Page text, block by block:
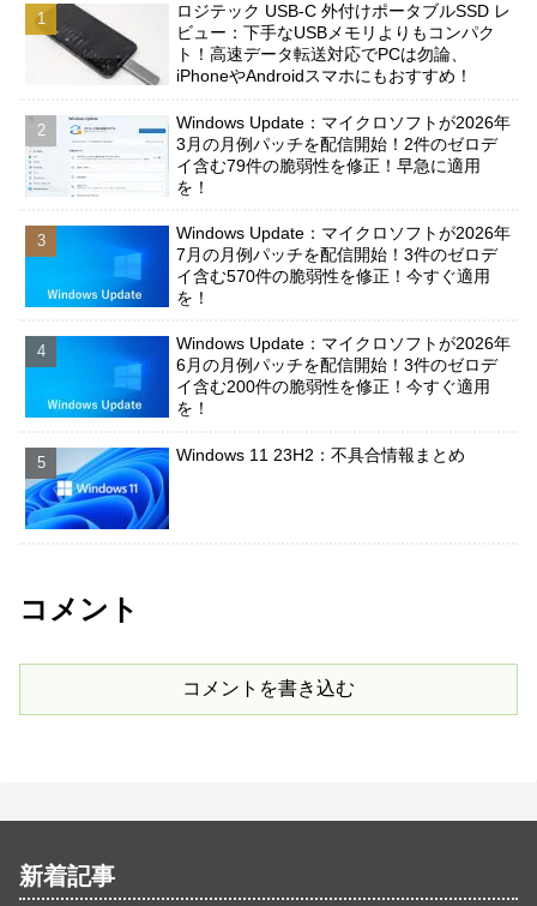
ロジテック USB-C 外付けポータブルSSD レ
ビュー：下手なUSBメモリよりもコンパク
ト！高速データ転送対応でPCは勿論、
iPhoneやAndroidスマホにもおすすめ！
Windows Update：マイクロソフトが2026年
3月の月例パッチを配信開始！2件のゼロデ
イ含む79件の脆弱性を修正！早急に適用
を！
Windows Update：マイクロソフトが2026年
7月の月例パッチを配信開始！3件のゼロデ
イ含む570件の脆弱性を修正！今すぐ適用
を！
Windows Update：マイクロソフトが2026年
6月の月例パッチを配信開始！3件のゼロデ
イ含む200件の脆弱性を修正！今すぐ適用
を！
Windows 11 23H2：不具合情報まとめ
コメント
コメントを書き込む
新着記事